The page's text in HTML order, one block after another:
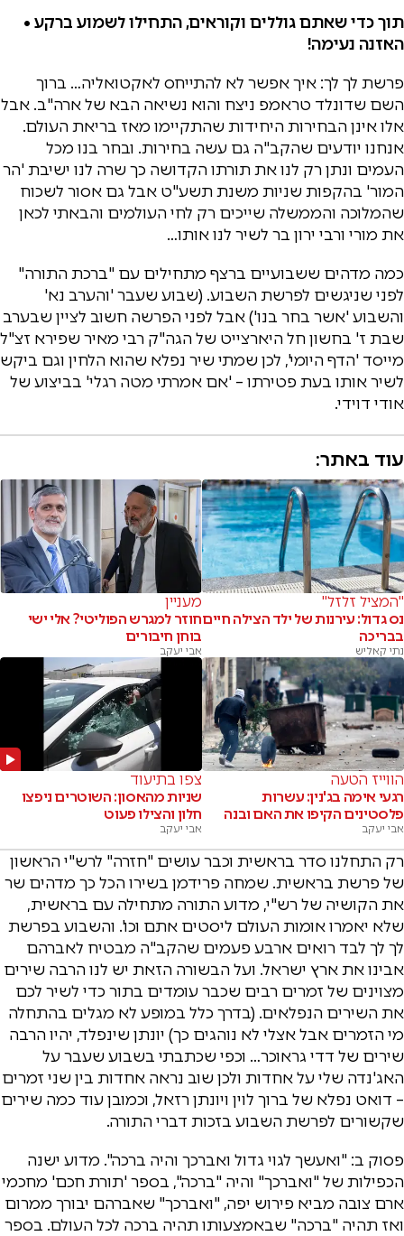
תוך כדי שאתם גוללים וקוראים, התחילו לשמוע ברקע •
האזנה נעימה!
פרשת לך לך: איך אפשר לא להתייחס לאקטואליה… ברוך
השם שדונלד טראמפ ניצח והוא נשיאה הבא של ארה"ב. אבל
אלו אינן הבחירות היחידות שהתקיימו מאז בריאת העולם.
אנחנו יודעים שהקב"ה גם עשה בחירות. ובחר בנו מכל
העמים ונתן רק לנו את תורתו הקדושה כך שרה לנו ישיבת 'הר
המור' בהקפות שניות משנת תשע"ט אבל גם אסור לשכוח
שהמלוכה והממשלה שייכים רק לחי העולמים והבאתי לכאן
את מורי ורבי ירון בר לשיר לנו אותו…
כמה מדהים ששבועיים ברצף מתחילים עם "ברכת התורה"
לפני שניגשים לפרשת השבוע. (שבוע שעבר 'והערב נא'
והשבוע 'אשר בחר בנו') אבל לפני הפרשה חשוב לציין שבערב
שבת ז' בחשון חל היארצייט של הגה"ק רבי מאיר שפירא זצ"ל
מייסד 'הדף היומי', לכן שמתי שיר נפלא שהוא הלחין וגם ביקש
לשיר אותו בעת פטירתו – 'אם אמרתי מטה רגלי' בביצוע של
אודי דוידי.
עוד באתר:
"המציל זלזל"
נס גדול: עירנות של ילד הצילה חיים
בבריכה
נתי קאליש
מעניין
חוזר למגרש הפוליטי? אלי ישי
בוחן חיבורים
אבי יעקב
הווייז הטעה
רגעי אימה בג'נין: עשרות
פלסטינים הקיפו את האם ובנה
אבי יעקב
צפו בתיעוד
שניות מהאסון: השוטרים ניפצו
חלון והצילו פעוט
אבי יעקב
רק התחלנו סדר בראשית וכבר עושים "חזרה" לרש"י הראשון
של פרשת בראשית. שמחה פרידמן בשירו הכל כך מדהים שר
את הקושיה של רש"י, מדוע התורה מתחילה עם בראשית,
שלא יאמרו אומות העולם ליסטים אתם וכו'. והשבוע בפרשת
לך לך לבד רואים ארבע פעמים שהקב"ה מבטיח לאברהם
אבינו את ארץ ישראל. ועל הבשורה הזאת יש לנו הרבה שירים
מצוינים של זמרים רבים שכבר עומדים בתור כדי לשיר לכם
את השירים הנפלאים. (בדרך כלל במופע לא מגלים בהתחלה
מי הזמרים אבל אצלי לא נוהגים כך) יונתן שינפלד, יהיו הרבה
שירים של דדי גראוכר… וכפי שכתבתי בשבוע שעבר על
האג'נדה שלי על אחדות ולכן שוב נראה אחדות בין שני זמרים
– דואט נפלא של ברוך לוין ויונתן רזאל, וכמובן עוד כמה שירים
שקשורים לפרשת השבוע בזכות דברי התורה.
פסוק ב: "ואעשך לגוי גדול ואברכך והיה ברכה". מדוע ישנה
הכפילות של "ואברכך" והיה "ברכה", בספר 'תורת חכם' מחכמי
ארם צובה מביא פירוש יפה, "ואברכך" שאברהם יבורך ממרום
ואז תהיה "ברכה" שבאמצעותו תהיה ברכה לכל העולם. בספר